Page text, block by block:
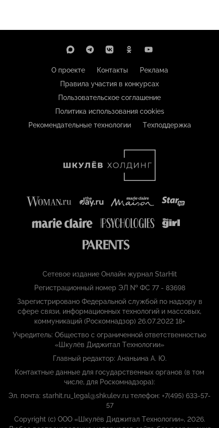
О проекте Контакты
Реклама
Правила участия в конкурсах
Пользовательское соглашение
Политика использования cookies
Рекомендательные технологии
Техподдержка
Сетевое издание Онлайн журнал StarHit
Регистрационный номер ЭЛ № ФС 77 - 83698
Зарегистрировано Федеральной службой по надзору в
сфере связи, информационных технологий и массовых,
коммуникаций (Роскомнадзор) 26.07.2022 18+
Учредитель: Общество с ограниченной ответственностью
«Шкулёв Диджитал Технологии»
Главный редактор: Ананьина А. Ю.
Контактные данные для государственных органов (в том
числе, для Роскомнадзора):
Эл. почта: starhit.ru_legal@shkulev.ru телефон: +7(495) 633-57-
57
Copyright (с) ООО «Шкулёв Диджитал Технологии», 2026.